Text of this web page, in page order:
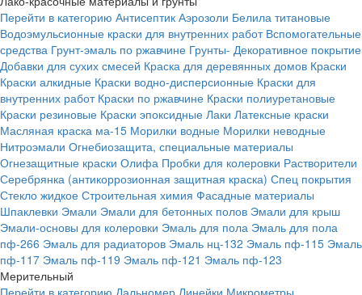
Перейти в категорию Антисептик Аэрозоли Белила титановые
Водоэмульсионные краски для внутренних работ Вспомогательные
средства Грунт-эмаль по ржавчине Грунты- Декоративное покрытие
Добавки для сухих смесей Краска для деревянных домов Краски
Краски алкидные Краски водно-дисперсионные Краски для
внутренних работ Краски по ржавчине Краски полиуретановые
Краски резиновые Краски эпоксидные Лаки Латексные краски
Масляная краска ма-15 Морилки водные Морилки неводные
Нитроэмали Огнебиозащита, специальные материалы
Огнезащитные краски Олифа Пробки для колеровки Растворители
Серебрянка (антикоррозионная защитная краска) Спец покрытия
Стекло жидкое Строительная химия Фасадные материалы
Шпаклевки Эмали Эмали для бетонных полов Эмали для крыш
Эмали-основы для колеровки Эмаль для пола Эмаль для пола
пф-266 Эмаль для радиаторов Эмаль нц-132 Эмаль пф-115 Эмаль
пф-117 Эмаль пф-119 Эмаль пф-121 Эмаль пф-123
Мерительный
Перейти в категорию Дальномер Линейки Микрометры